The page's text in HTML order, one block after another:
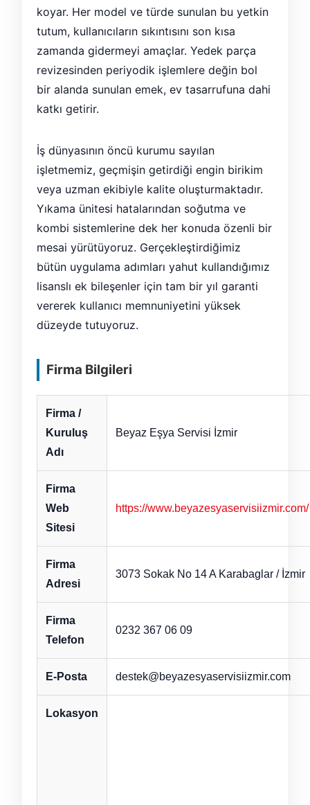
koyar. Her model ve türde sunulan bu yetkin
tutum, kullanıcıların sıkıntısını son kısa
zamanda gidermeyi amaçlar. Yedek parça
revizesinden periyodik işlemlere değin bol
bir alanda sunulan emek, ev tasarrufuna dahi
katkı getirir.
İş dünyasının öncü kurumu sayılan
işletmemiz, geçmişin getirdiği engin birikim
veya uzman ekibiyle kalite oluşturmaktadır.
Yıkama ünitesi hatalarından soğutma ve
kombi sistemlerine dek her konuda özenli bir
mesai yürütüyoruz. Gerçekleştirdiğimiz
bütün uygulama adımları yahut kullandığımız
lisanslı ek bileşenler için tam bir yıl garanti
vererek kullanıcı memnuniyetini yüksek
düzeyde tutuyoruz.
Firma Bilgileri
Firma /
Kuruluş
Adı
Beyaz Eşya Servisi İzmir
Firma
Web
Sitesi
https://www.beyazesyaservisiizmir.com/
Firma
Adresi
3073 Sokak No 14 A Karabaglar / İzmir
Firma
Telefon
0232 367 06 09
E-Posta destek@beyazesyaservisiizmir.com
Lokasyon